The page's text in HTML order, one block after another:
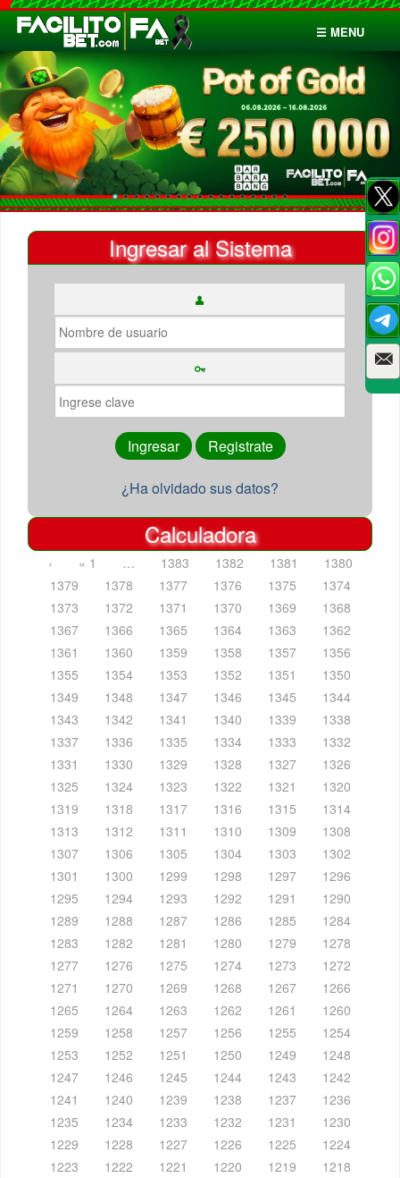
☰ MENU
Inicio
Apuestas
Cuentas
Ingresar al Sistema
¿Ha olvidado sus datos?
Calculadora
‹ « 1 … 1383 1382 1381
1380
1379
1378 1377 1376 1375
1374
1373
1372 1371 1370 1369
1368
1367
1366 1365 1364 1363
1362
1361
1360 1359 1358 1357
1356
1355
1354 1353 1352 1351
1350
1349
1348 1347 1346 1345
1344
1343
1342 1341 1340 1339
1338
1337
1336 1335 1334 1333
1332
1331
1330 1329 1328 1327
1326
1325
1324 1323 1322 1321
1320
1319
1318 1317 1316 1315
1314
1313
1312 1311 1310 1309
1308
1307
1306 1305 1304 1303
1302
1301
1300 1299 1298 1297
1296
1295
1294 1293 1292 1291
1290
1289
1288 1287 1286 1285
1284
1283
1282 1281 1280 1279
1278
1277
1276 1275 1274 1273
1272
1271
1270 1269 1268 1267
1266
1265
1264 1263 1262 1261
1260
1259
1258 1257 1256 1255
1254
1253
1252 1251 1250 1249
1248
1247
1246 1245 1244 1243
1242
1241
1240 1239 1238 1237
1236
1235
1234 1233 1232 1231
1230
1229
1228 1227 1226 1225
1224
1223
1222 1221 1220 1219
1218